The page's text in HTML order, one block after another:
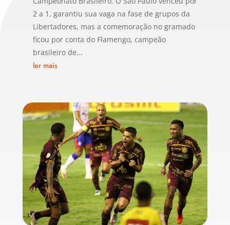
2 a 1, garantiu sua vaga na fase de grupos da
Libertadores, mas a comemoração no gramado
ficou por conta do Flamengo, campeão
brasileiro de...
ler mais